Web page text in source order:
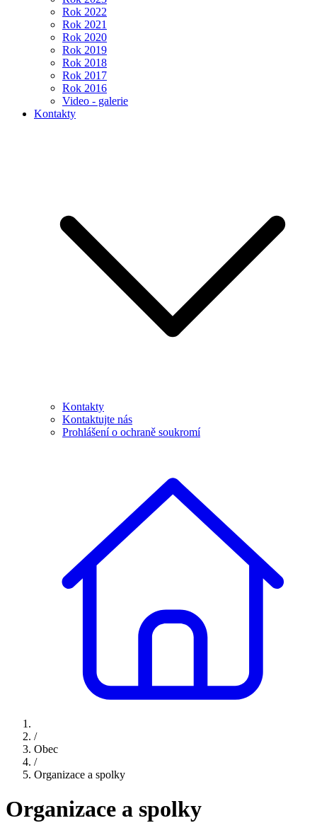
Rok 2022
Rok 2021
Rok 2020
Rok 2019
Rok 2018
Rok 2017
Rok 2016
Video - galerie
Kontakty
Kontakty
Kontaktujte nás
Prohlášení o ochraně soukromí
/
Obec
/
Organizace a spolky
Organizace a spolky